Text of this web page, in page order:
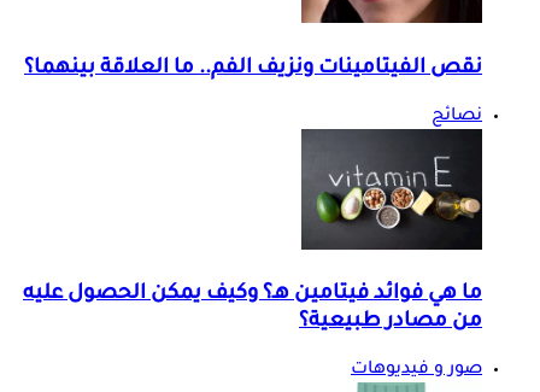
نقص الفيتامينات ونزيف الفم.. ما العلاقة بينهما؟
نصائح
ما هي فوائد فيتامين هـ؟ وكيف يمكن الحصول عليه
من مصادر طبيعية؟
صور و فيديوهات